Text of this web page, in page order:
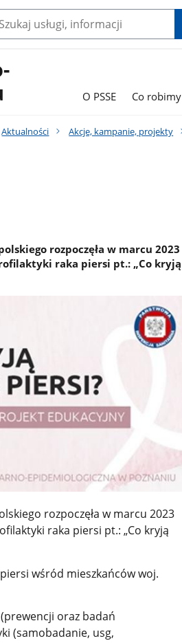
O PSSE Co robimy
Aktualności Akcje, kampanie, projekty
rozpoczęła w marcu 2023
raka piersi pt.: „Co kryją
rozpoczęła w marcu 2023
raka piersi pt.: „Co kryją
wśród mieszkańców woj.
oraz badań
(samobadanie, usg,